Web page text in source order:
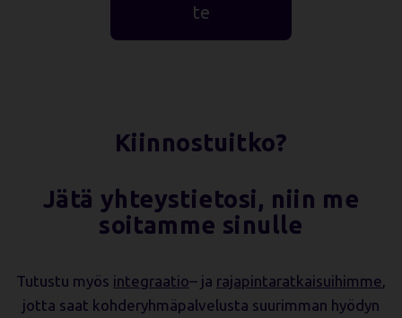
te
Kiinnostuitko?
Jätä yhteystietosi, niin me
soitamme sinulle
Tutustu myös integraatio– ja rajapintaratkaisuihimme,
jotta saat kohderyhmäpalvelusta suurimman hyödyn